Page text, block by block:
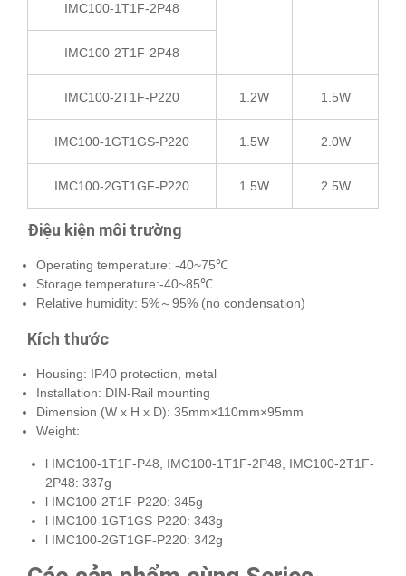
IMC100-1T1F-2P48
IMC100-2T1F-2P48
IMC100-2T1F-P220 1.2W 1.5W
IMC100-1GT1GS-P220 1.5W 2.0W
IMC100-2GT1GF-P220 1.5W 2.5W
Điệu kiện môi trường
Operating temperature: -40~75℃
Storage temperature:-40~85℃
Relative humidity: 5%～95% (no condensation)
Kích thước
Housing: IP40 protection, metal
Installation: DIN-Rail mounting
Dimension (W x H x D): 35mm×110mm×95mm
Weight:
l IMC100-1T1F-P48, IMC100-1T1F-2P48, IMC100-2T1F-
2P48: 337g
l IMC100-2T1F-P220: 345g
l IMC100-1GT1GS-P220: 343g
l IMC100-2GT1GF-P220: 342g